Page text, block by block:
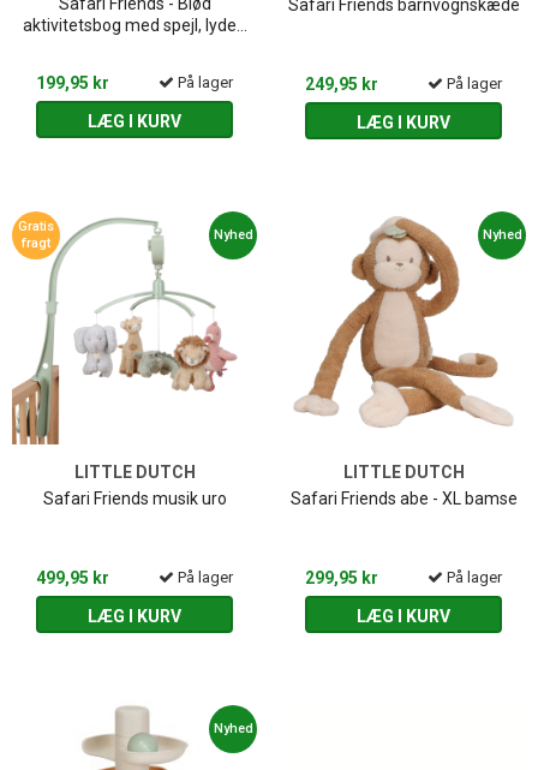
aktivitetsbog med spejl, lyde...
199,95 kr På lager
LÆG I KURV
Safari Friends barnvognskæde
249,95 kr På lager
LÆG I KURV
Nyhed
Gratis
fragt
LITTLE DUTCH
Safari Friends musik uro
499,95 kr På lager
LÆG I KURV
Nyhed
LITTLE DUTCH
Safari Friends abe - XL bamse
299,95 kr På lager
LÆG I KURV
Nyhed